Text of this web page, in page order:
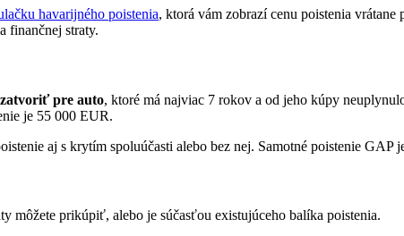
havarijného poistenia, ktorá vám zobrazí cenu poistenia
finančnej straty.
pre auto, ktoré má najviac 7 rokov a od jeho kúpy
je 55 000 EUR.
aj s krytím spoluúčasti alebo bez nej. Samotné poistenie GAP
môžete prikúpiť, alebo je súčasťou existujúceho balíka poistenia.